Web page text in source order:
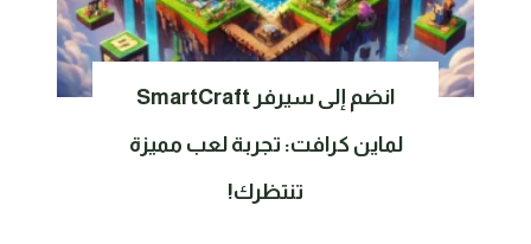
انضم إلى سيرفر SmartCraft
لماين كرافت: تجربة لعب مميزة
تنتظرك!